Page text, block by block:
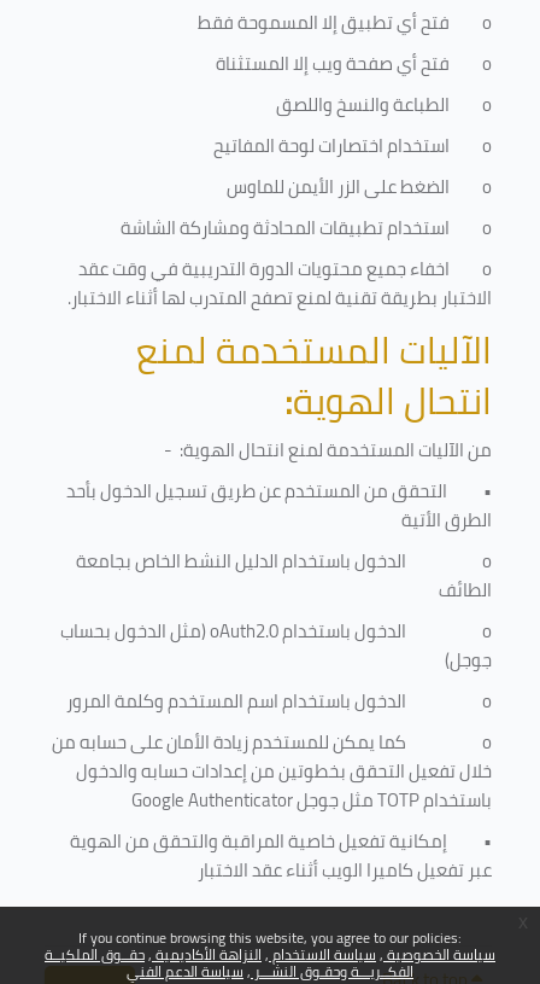
If you continue browsing this website, you agree to our policies:
سياسة الخصوصية سياسة الاستخدام النزاهة الأكاديمية حقــوق الملكيــة
الفكــريـــة وحقـوق النشـــر سياسة الدعم الفني
o
فتح أي تطبيق إلا المسموحة فقط
o
فتح أي صفحة ويب إلا المستثناة
o
الطباعة والنسخ واللصق
o
استخدام اختصارات لوحة المفاتيح
o
الضغط على الزر الأيمن للماوس
o
استخدام تطبيقات المحادثة ومشاركة الشاشة
o
اخفاء جميع محتويات الدورة التدريبية في وقت عقد
الاختبار بطريقة تقنية لمنع تصفح المتدرب لها أثناء الاختبار.
الآليات المستخدمة لمنع
انتحال الهوية:
من الآليات المستخدمة لمنعانتحال الهوية: -
• التحقق من المستخدم عن طريق تسجيل الدخول بأحد
الطرق الأتية
o
الدخول باستخدام الدليل النشط الخاص بجامعة
الطائف
o
الدخول باستخدامoAuth2.0(مثل الدخول بحساب
جوجل)
o
الدخول باستخدام اسم المستخدم وكلمة المرور
o
كما يمكن للمستخدم زيادة الأمان على حسابه من
خلال تفعيل التحقق بخطوتين من إعدادات حسابه والدخول
باستخدامTOTPمثل جوجلGoogle Authenticator
• إمكانية تفعيل خاصية المراقبة والتحقق من الهوية
عبر تفعيل كاميرا الويب أثناء عقد الاختبار